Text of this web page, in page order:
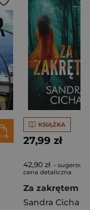
KSIĄŻKA
27,99 zł
42,90 zł -
cena detaliczna
Za zakrętem
Sandra Cicha